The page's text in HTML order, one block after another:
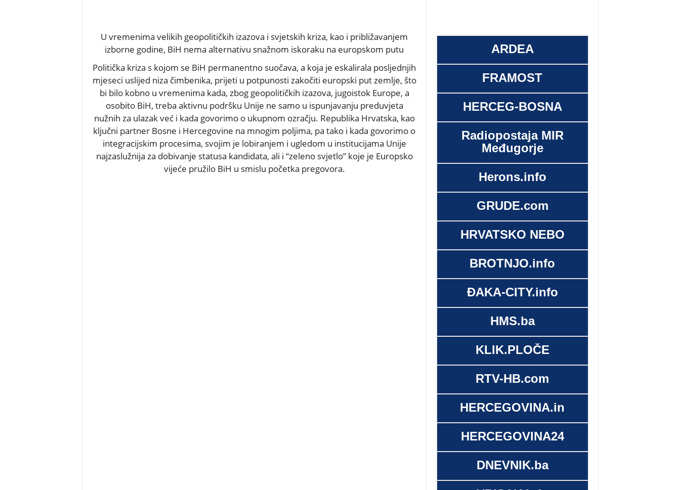
U vremenima velikih geopolitičkih izazova i svjetskih kriza, kao i približavanjem
izborne godine, BiH nema alternativu snažnom iskoraku na europskom putu
Politička kriza s kojom se BiH permanentno suočava, a koja je eskalirala posljednjih
mjeseci uslijed niza čimbenika, prijeti u potpunosti zakočiti europski putzemlje, što
bi bilo kobno u vremenima kada, zbog geopolitičkih izazova, jugoistok Europe, a
osobito BiH, treba aktivnu podršku Unije ne samo u ispunjavanju preduvjeta
nužnih za ulazak već i kada govorimo o ukupnom ozračju. Republika Hrvatska, kao
ključni partner Bosne i Hercegovine na mnogim poljima, pa tako i kada govorimo o
integracijskim procesima, svojim je lobiranjem i ugledom u institucijama Unije
najzaslužnija za dobivanje statusa kandidata, ali i “zeleno svjetlo” koje je Europsko
vijeće pružilo BiH u smislu početka pregovora.
ARDEA
FRAMOST
HERCEG-BOSNA
Radiopostaja MIR
Međugorje
Herons.info
GRUDE.com
HRVATSKO NEBO
BROTNJO.info
ĐAKA-CITY.info
HMS.ba
KLIK.PLOČE
RTV-HB.com
HERCEGOVINA.in
HERCEGOVINA24
DNEVNIK.ba